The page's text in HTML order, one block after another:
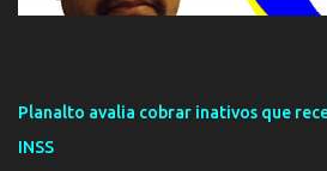
Planalto avalia cobrar inativos que
INSS